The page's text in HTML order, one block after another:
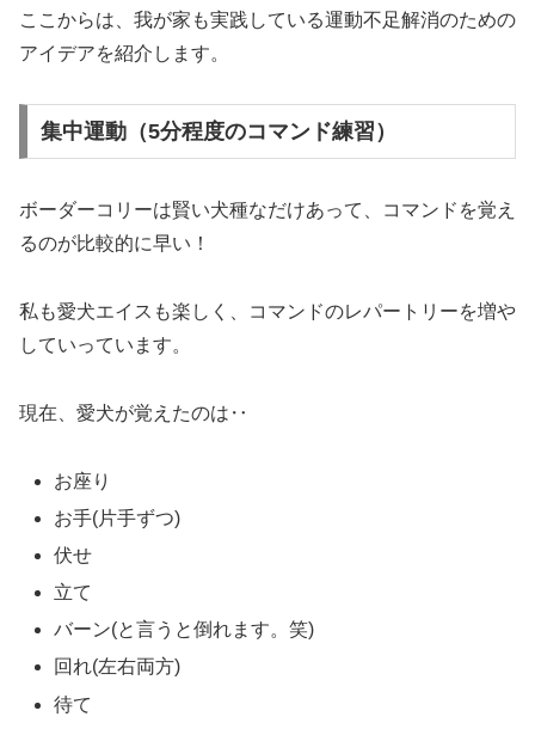
ここからは、我が家も実践している運動不足解消のための
アイデアを紹介します。
集中運動（5分程度のコマンド練習）
ボーダーコリーは賢い犬種なだけあって、コマンドを覚え
るのが比較的に早い！
私も愛犬エイスも楽しく、コマンドのレパートリーを増や
していっています。
現在、愛犬が覚えたのは‥
お座り
お手(片手ずつ)
伏せ
立て
バーン(と言うと倒れます。笑)
回れ(左右両方)
待て